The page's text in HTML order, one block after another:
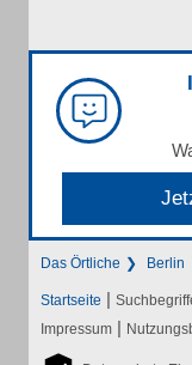
Das Örtliche Berlin
Startseite |
Impressum |